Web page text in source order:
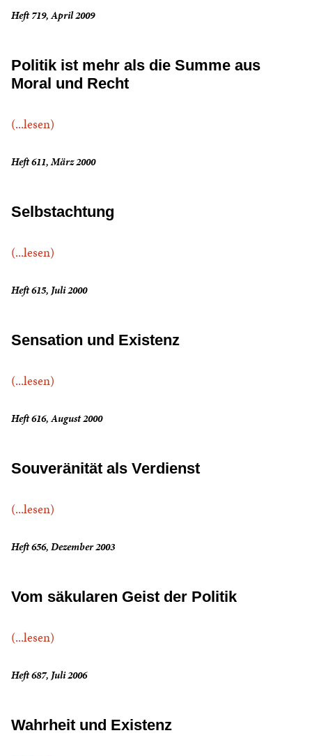
Heft 719, April 2009
Politik ist mehr als die Summe aus
Moral und Recht
(...lesen)
Heft 611, März 2000
Selbstachtung
(...lesen)
Heft 615, Juli 2000
Sensation und Existenz
(...lesen)
Heft 616, August 2000
Souveränität als Verdienst
(...lesen)
Heft 656, Dezember 2003
Vom säkularen Geist der Politik
(...lesen)
Heft 687, Juli 2006
Wahrheit und Existenz